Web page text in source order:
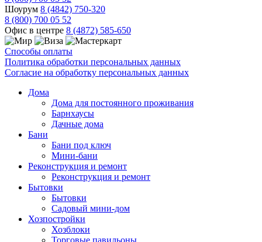
Шоурум 8 (4842) 750-320
8 (800) 700 05 52
Офис в центре 8 (4872) 585-650
Способы оплаты
Политика обработки персональных данных
Согласие на обработку персональных данных
Дома
Дома для постоянного проживания
Барнхаусы
Дачные дома
Бани
Бани под ключ
Мини-бани
Реконструкция и ремонт
Реконструкция и ремонт
Бытовки
Бытовки
Садовый мини-дом
Хозпостройки
Хозблоки
Торговые павильоны